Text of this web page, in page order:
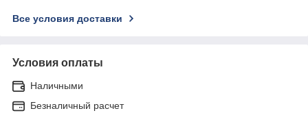
Все условия доставки
Условия оплаты
Наличными
Безналичный расчет